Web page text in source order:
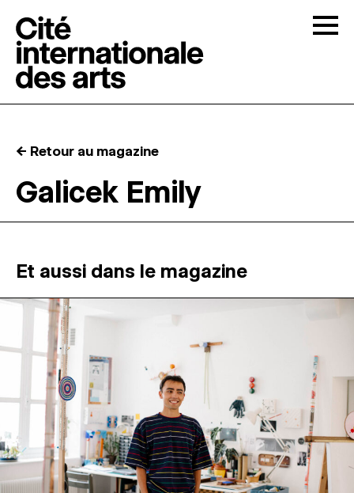
RÉSIDENCES ↓
ATELIERS OUVERTS
PROGRAMMATION
MAGAZINE
ESPACES DE PRATIQUE ARTISTIQUE ↓
Recherche
Connexion
← Retour au magazine
Galicek Emily
Et aussi dans le magazine